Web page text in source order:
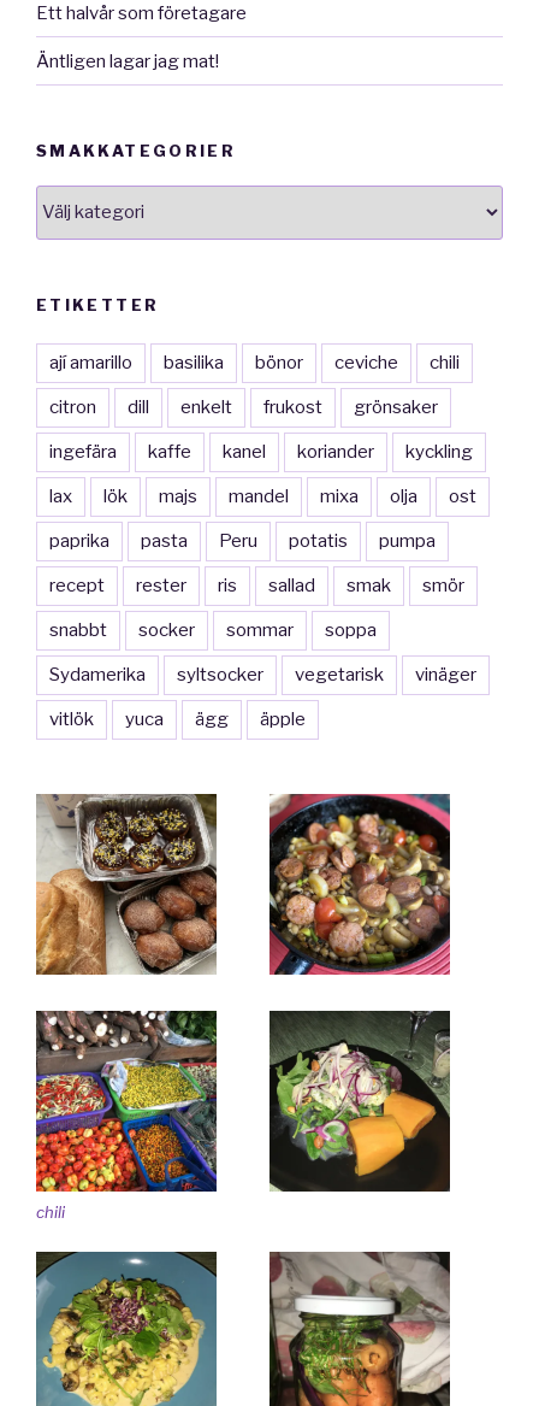
Ett halvår som företagare
Äntligen lagar jag mat!
SMAKKATEGORIER
ETIKETTER
ají amarillo basilika bönor ceviche chili
citron dill enkelt frukost grönsaker
ingefära kaffe kanel koriander kyckling
lax lök majs mandel mixa olja ost
paprika pasta Peru potatis pumpa
recept rester ris sallad smak smör
snabbt socker sommar soppa
Sydamerika syltsocker vegetarisk vinäger
vitlök yuca ägg äpple
chili